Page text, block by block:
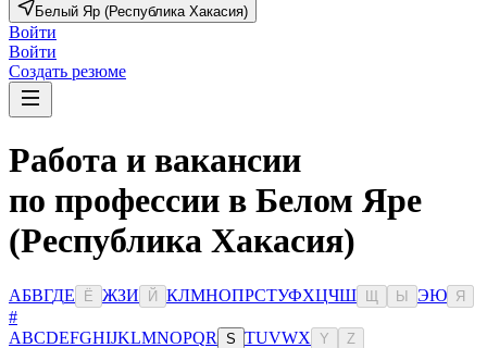
Белый Яр (Республика Хакасия)
Войти
Войти
Создать резюме
Работа и вакансии
по профессии в Белом Яре
(Республика Хакасия)
АБВГДЕ Ё ЖЗИ Й КЛМНОПРСТУФХЦЧШ Ы ЭЮ Я
#
ABCDEFGHIJKLMNOPQR S TUVWX Y Z